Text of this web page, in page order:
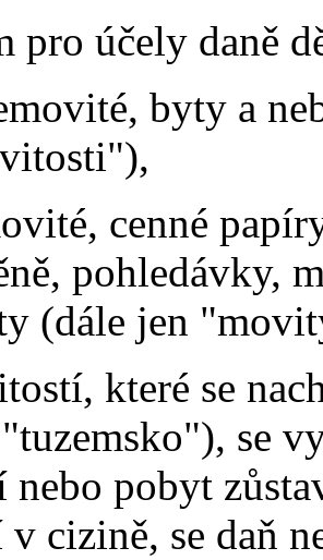
pro účely daně
byty a
cenné
pohledávky,
(dále jen
které se
se
nebo pobyt
v cizině, se daň